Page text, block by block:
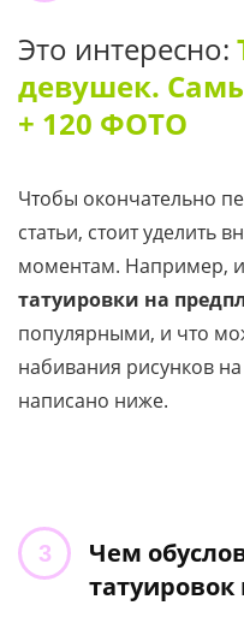
Это интересно:
девушек.
+ 120 ФОТО
Чтобы окончательно
статьи, стоит уделить
моментам. Например,
татуировки на
популярными, и что
набивания рисунков
написано ниже.
Чем